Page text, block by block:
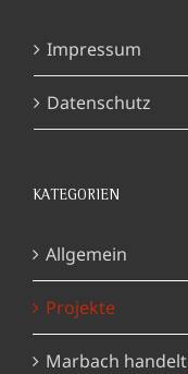
Impressum
Datenschutz
KATEGORIEN
Allgemein
Projekte
Marbach handelt